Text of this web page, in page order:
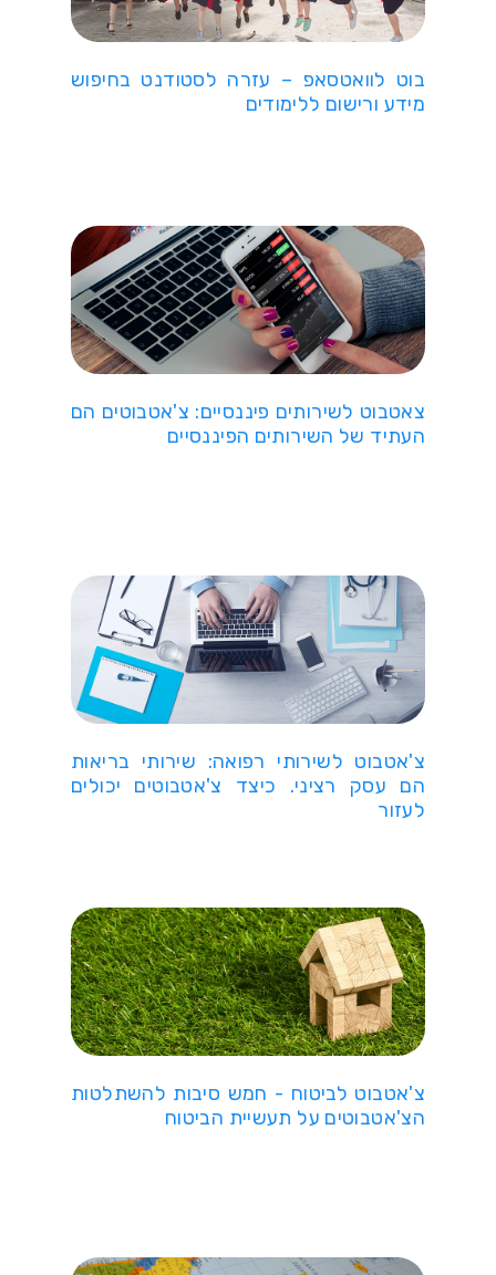
בוט לוואטסאפ – עזרה לסטודנט בחיפוש
מידע ורישום ללימודים
צאטבוט לשירותים פיננסיים: צ'אטבוטים הם
העתיד של השירותים הפיננסיים
צ'אטבוט לשירותי רפואה: שירותי בריאות
הם עסק רציני. כיצד צ'אטבוטים יכולים
לעזור
צ'אטבוט לביטוח - חמש סיבות להשתלטות
הצ'אטבוטים על תעשיית הביטוח